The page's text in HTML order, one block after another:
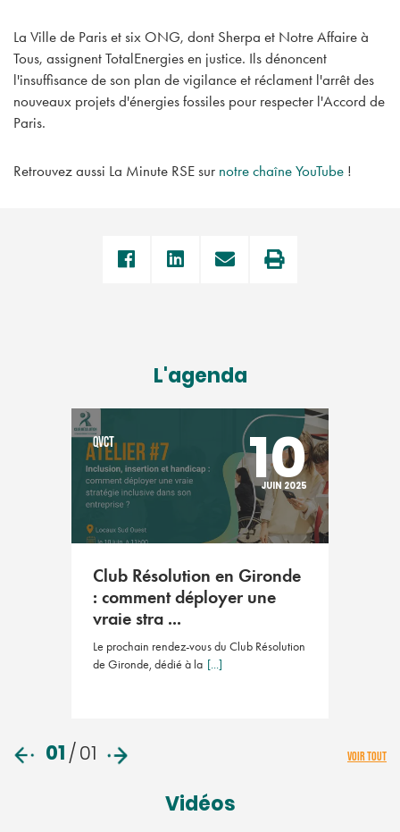
La Ville de Paris et six ONG, dont Sherpa et Notre Affaire à
Tous, assignent TotalEnergies en justice. Ils dénoncent
l'insuffisance de son plan de vigilance et réclament l'arrêt des
nouveaux projets d'énergies fossiles pour respecter l'Accord de
Paris.
Retrouvez aussi La Minute RSE sur notre chaîne YouTube !
L'agenda
QVCT 10
JUIN 2025
Club Résolution en Gironde
: comment déployer une
vraie stra ...
Le prochain rendez-vous du Club Résolution
de Gironde, dédié à la [...]
01/01 VOIR TOUT
Vidéos